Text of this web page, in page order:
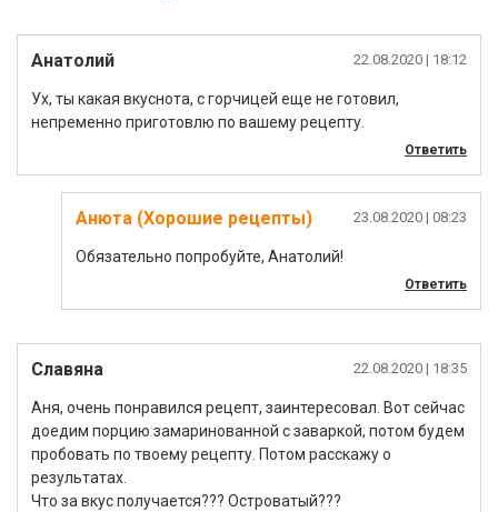
Анатолий 22.08.2020 | 18:12
Ух, ты какая вкуснота, с горчицей еще не готовил,
непременно приготовлю по вашему рецепту.
Ответить
Анюта (Хорошие рецепты) 23.08.2020 | 08:23
Обязательно попробуйте, Анатолий!
Ответить
Славяна 22.08.2020 | 18:35
Аня, очень понравился рецепт, заинтересовал. Вот сейчас
доедим порцию замаринованной с заваркой, потом будем
пробовать по твоему рецепту. Потом расскажу о
результатах.
Что за вкус получается??? Островатый???